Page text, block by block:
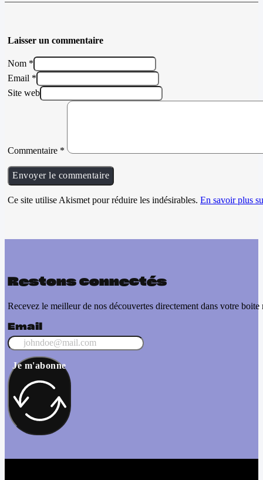
Laisser un commentaire
Nom *
Email *
Site web
Commentaire *
Ce site utilise Akismet pour réduire les indésirables. En savoir plus
Restons connectés
Recevez le meilleur de nos découvertes directement dans votre boite
Email
Je m'abonne